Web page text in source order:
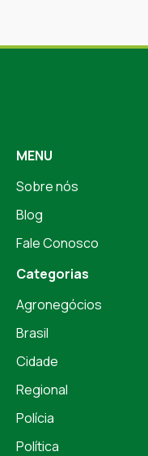
MENU
Sobre nós
Blog
Fale Conosco
Categorias
Agronegócios
Brasil
Cidade
Regional
Polícia
Política